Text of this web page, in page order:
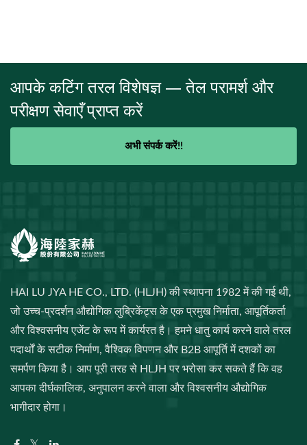
आपके कटिंग तरल विशेषज्ञ — तेल परामर्श और
परीक्षण सेवाएँ प्राप्त करें
अभी संपर्क करें!!
HAI LU JYA HE CO., LTD. (HLJH) की स्थापना 1982 में की गई थी,
जो उच्च-प्रदर्शन औद्योगिक लुब्रिकेंट्स के एक प्रमुख निर्माता, आपूर्तिकर्ता
और विश्वसनीय एजेंट के रूप में कार्यरत है। हमने धातु कार्य करने वाले तरल
पदार्थों के सटीक निर्माण, वैश्विक विपणन और B2B आपूर्ति में दशकों का
समर्पण किया है। आप पूरी तरह से HLJH पर भरोसा कर सकते हैं कि वह
आपका दीर्घकालिक, अनुपालन करने वाला और विश्वसनीय औद्योगिक
भागीदार होगा।